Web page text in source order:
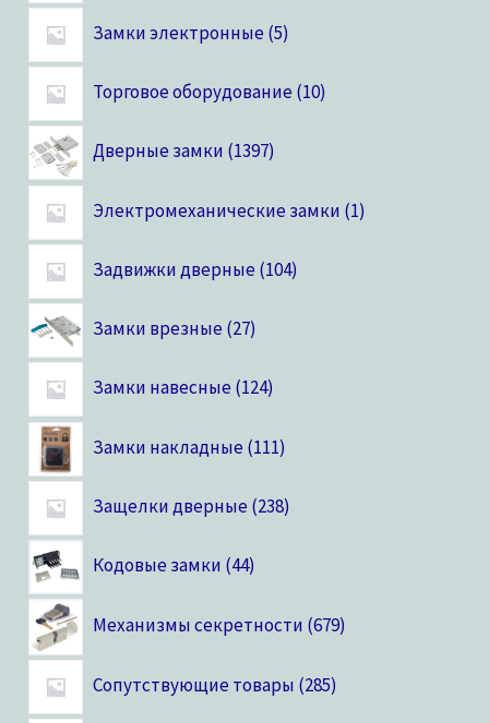
Замки электронные 5
Торговое оборудование 10
Дверные замки 1397
Электромеханические замки 1
Задвижки дверные 104
Замки врезные 27
Замки навесные 124
Замки накладные 111
Защелки дверные 238
Кодовые замки 44
Механизмы секретности 679
Сопутствующие товары 285